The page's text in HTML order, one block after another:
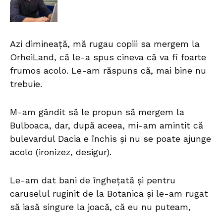
Azi dimineață, mă rugau copiii sa mergem la
OrheiLand, că le-a spus cineva că va fi foarte
frumos acolo. Le-am răspuns că, mai bine nu
trebuie.
M-am gândit să le propun să mergem la
Bulboaca, dar, după aceea, mi-am amintit că
bulevardul Dacia e închis și nu se poate ajunge
acolo (ironizez, desigur).
Le-am dat bani de înghețată și pentru
caruselul ruginit de la Botanica și le-am rugat
să iasă singure la joacă, că eu nu puteam,